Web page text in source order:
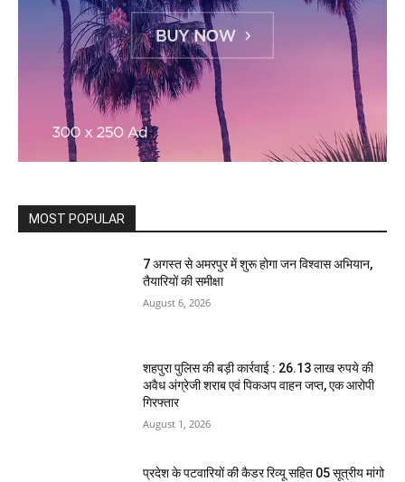
MOST POPULAR
7 अगस्त से अमरपुर में शुरू होगा जन विश्वास अभियान,
तैयारियों की समीक्षा
August 6, 2026
शहपुरा पुलिस की बड़ी कार्रवाई : 26.13 लाख रुपये की
अवैध अंग्रेजी शराब एवं पिकअप वाहन जप्त, एक आरोपी
गिरफ्तार
August 1, 2026
प्रदेश के पटवारियों की कैडर रिव्यू सहित 05 सूत्रीय मांगो